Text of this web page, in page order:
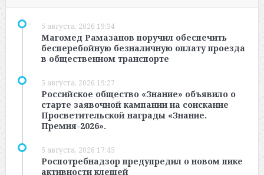
5 августа, 2026 19:34
Магомед Рамазанов поручил обеспечить
бесперебойную безналичную оплату проезда
в общественном транспорте
5 августа, 2026 19:27
Российское общество «Знание» объявило о
старте заявочной кампании на соискание
Просветительской награды «Знание.
Премия-2026».
5 августа, 2026 17:45
Роспотребнадзор предупредил о новом пике
активности клещей